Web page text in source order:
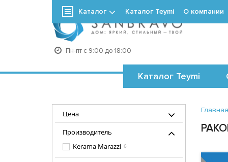
Пн-пт с 9:00 до 18:00
Каталог Teymi
Каталог Каталог Teymi О компании
Цена
Производитель
Kerama Marazzi 6
Главная